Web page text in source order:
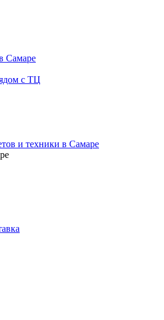
с ТЦ
и техники в Самаре